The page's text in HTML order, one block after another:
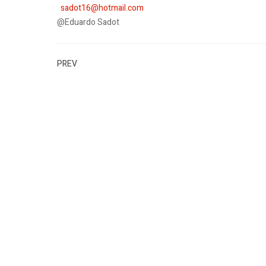
sadot16@hotmail.com
@Eduardo Sadot
PREV